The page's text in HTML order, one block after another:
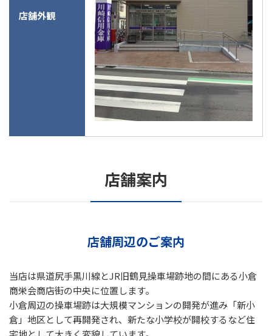
店舗外観
店舗案内
店舗周辺のご案内
当店は県道尻手黒川線とJR旧鶴見操車場跡地の間にある小倉
商栄会商店街の中央に位置します。
小倉周辺の操車場跡は大規模マンションの開発が進み「新小
倉」地区として再開発され、新たな小学校が開校するなど住